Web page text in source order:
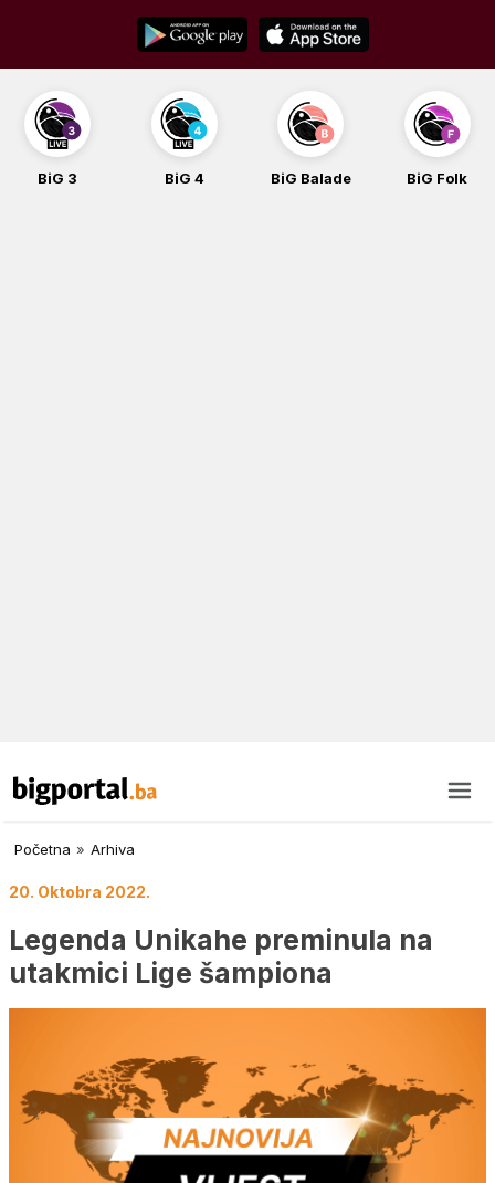
content
BiG 3 BiG 4 BiG Balade BiG Folk
Početna » Arhiva
20. Oktobra 2022.
Legenda Unikahe preminula na
utakmici Lige šampiona